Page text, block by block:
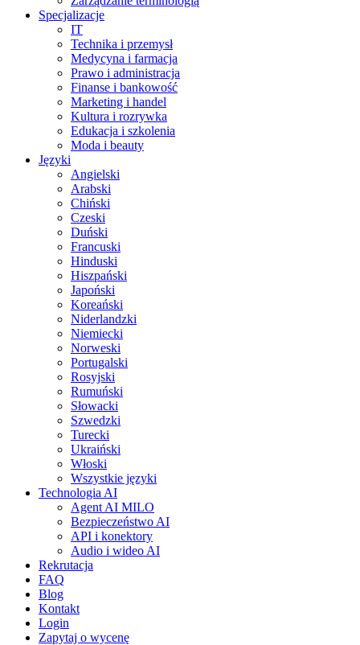
Specjalizacje
IT
Technika i przemysł
Medycyna i farmacja
Prawo i administracja
Finanse i bankowość
Marketing i handel
Kultura i rozrywka
Edukacja i szkolenia
Moda i beauty
Języki
Angielski
Arabski
Chiński
Czeski
Duński
Francuski
Hinduski
Hiszpański
Japoński
Koreański
Niderlandzki
Niemiecki
Norweski
Portugalski
Rosyjski
Rumuński
Słowacki
Szwedzki
Turecki
Ukraiński
Włoski
Wszystkie języki
Technologia AI
Agent AI MILO
Bezpieczeństwo AI
API i konektory
Audio i wideo AI
Rekrutacja
FAQ
Blog
Kontakt
Login
Zapytaj o wycenę